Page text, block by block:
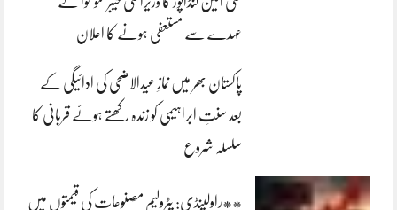
عہدے سے مستعفی ہونے کا اعلان
پاکستان بھر میں نمازِ عیدالاضحی کی ادائیگی کے
بعد سنتِ ابراہیمی کو زندہ رکھتے ہوئے قربانی کا
سلسلہ شروع
**راولپنڈی: پٹرولیم مصنوعات کی قیمتوں میں